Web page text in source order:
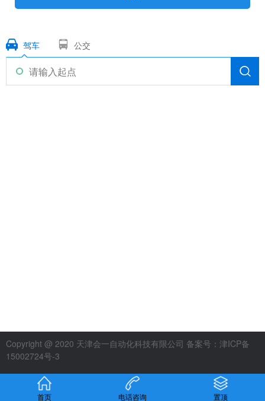
驾车 公交
Copyright @ 2020 天津会一自动化科技有限公司 备案号： 津ICP备
15002724号-3
网站地图首页 电话咨询 置顶